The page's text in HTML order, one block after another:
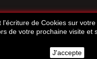
de Cookies sur
de votre prochaine visite
J'accepte